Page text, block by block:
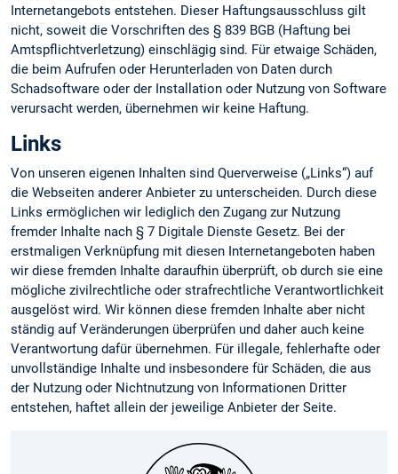
Internetangebots entstehen. Dieser Haftungsausschluss gilt
nicht, soweit die Vorschriften des § 839 BGB (Haftung bei
Amtspflichtverletzung) einschlägig sind. Für etwaige Schäden,
die beim Aufrufen oder Herunterladen von Daten durch
Schadsoftware oder der Installation oder Nutzung von Software
verursacht werden, übernehmen wir keine Haftung.
Links
Von unseren eigenen Inhalten sind Querverweise („Links“) auf
die Webseiten anderer Anbieter zu unterscheiden. Durch diese
Links ermöglichen wir lediglich den Zugang zur Nutzung
fremder Inhalte nach § 7 Digitale Dienste Gesetz. Bei der
erstmaligen Verknüpfung mit diesen Internetangeboten haben
wir diese fremden Inhalte daraufhin überprüft, ob durch sie eine
mögliche zivilrechtliche oder strafrechtliche Verantwortlichkeit
ausgelöst wird. Wir können diese fremden Inhalte aber nicht
ständig auf Veränderungen überprüfen und daher auch keine
Verantwortung dafür übernehmen. Für illegale, fehlerhafte oder
unvollständige Inhalte und insbesondere für Schäden, die aus
der Nutzung oder Nichtnutzung von Informationen Dritter
entstehen, haftet allein der jeweilige Anbieter der Seite.